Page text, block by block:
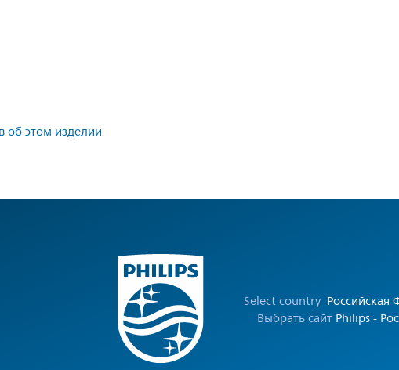
об этом изделии
Select country Российская
Выбрать сайт Philips -